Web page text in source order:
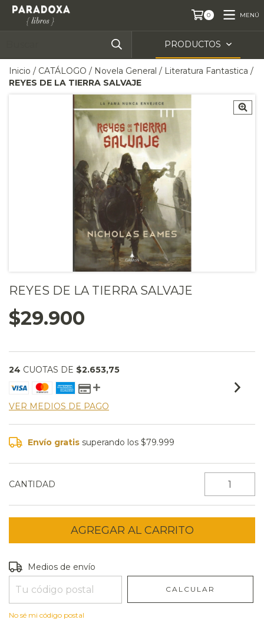
0 MENÚ
PRODUCTOS
Inicio / CATÁLOGO / Novela General / Literatura Fantastica /
REYES DE LA TIERRA SALVAJE
REYES DE LA TIERRA SALVAJE
$29.900
24 CUOTAS DE $2.653,75
VER MEDIOS DE PAGO
Envío gratis superando los$79.999
CANTIDAD
Entregas para el CP:
Medios de envío
CALCULAR
No sé mi código postal